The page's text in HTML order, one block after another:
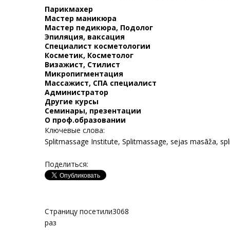
Парикмахер
Мастер маникюра
Мастер педикюра, Подолог
Эпиляция, ваксация
Специалист косметологии
Косметик, Косметолог
Визажист, Стилист
Микропигментация
Массажист, СПА специалист
Администратор
Другие курсы
Семинары, презентации
О проф.образовании
Ключевые слова:
Splitmassage Institute, Splitmassage, sejas masāža,
Поделиться:
Страницу посетили3068
раз